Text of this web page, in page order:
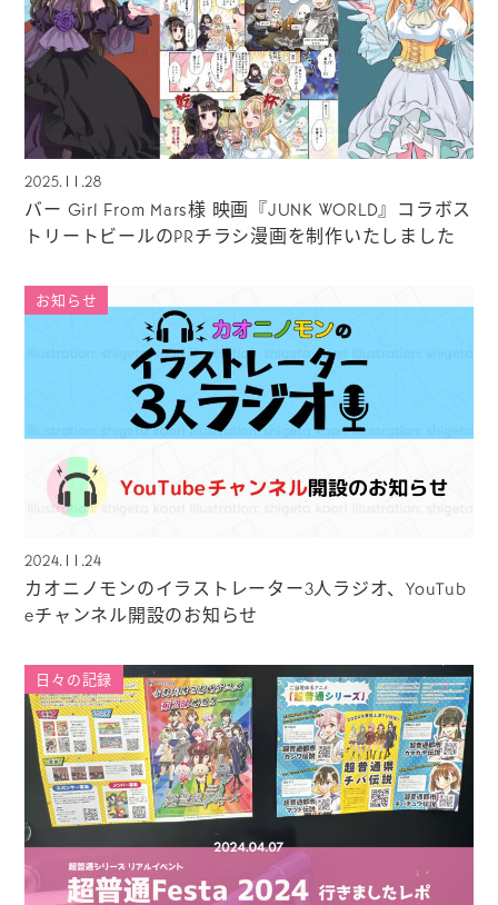
2025.11.28
バー Girl From Mars様 映画『JUNK WORLD』コラボス
トリートビールのPRチラシ漫画を制作いたしました
お知らせ
2024.11.24
カオニノモンのイラストレーター3人ラジオ、YouTub
eチャンネル開設のお知らせ
日々の記録